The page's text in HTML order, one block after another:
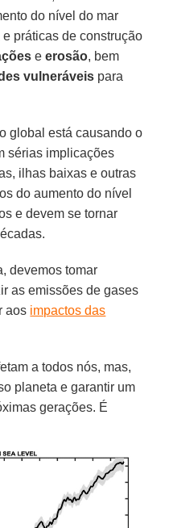
do nível do mar
práticas de construção
eerosão, bem
vulneráveis para
global está causando o
sérias implicações
ilhas baixas e outras
do aumento do nível
e devem se tornar
devemos tomar
as emissões de gases
aos impactos das
a todos nós, mas,
planeta e garantir um
gerações. É